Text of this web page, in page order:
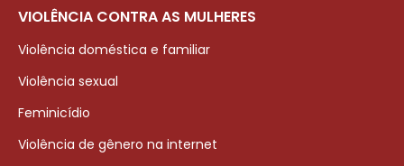
VIOLÊNCIA CONTRA AS MULHERES
Violência doméstica e familiar
Violência sexual
Feminicídio
Violência de gênero na internet